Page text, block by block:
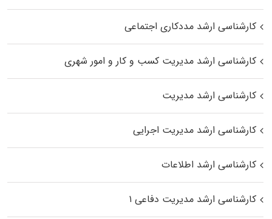
کارشناسی ارشد مددکاری اجتماعی
کارشناسی ارشد مدیریت کسب و کار و امور شهری
کارشناسی ارشد مدیریت
کارشناسی ارشد مدیریت اجرایی
کارشناسی ارشد اطلاعات
کارشناسی ارشد مدیریت دفاعی ۱